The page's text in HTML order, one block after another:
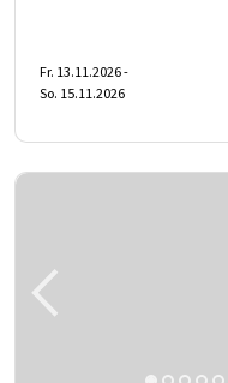
Fr. 13.11.2026 -
So. 15.11.2026